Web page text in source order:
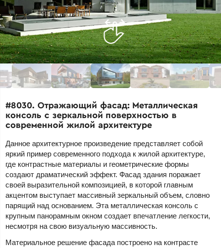
#8030. Отражающий фасад: Металлическая
консоль с зеркальной поверхностью в
современной жилой архитектуре
Данное архитектурное произведение представляет собой
яркий пример современного подхода к жилой архитектуре,
где контрастные материалы и геометрические формы
создают драматический эффект. Фасад здания поражает
своей выразительной композицией, в которой главным
акцентом выступает массивный зеркальный объем, словно
парящий над основанием. Эта металлическая консоль с
крупным панорамным окном создает впечатление легкости,
несмотря на свою визуальную массивность.
Материальное решение фасада построено на контрасте